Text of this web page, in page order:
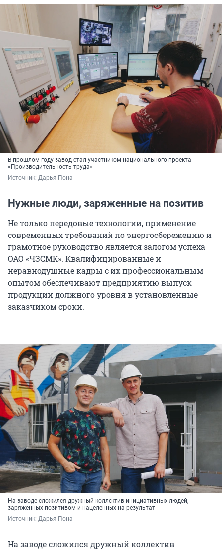
В прошлом году завод стал участником национального проекта
«Производительность труда»
Источник: Дарья Пона
Нужные люди, заряженные на позитив
Не только передовые технологии, применение
современных требований по энергосбережению и
грамотное руководство является залогом успеха
ОАО «ЧЗСМК». Квалифицированные и
неравнодушные кадры с их профессиональным
опытом обеспечивают предприятию выпуск
продукции должного уровня в установленные
заказчиком сроки.
На заводе сложился дружный коллектив инициативных людей,
заряженных позитивом и нацеленных на результат
Источник: Дарья Пона
На заводе сложился дружный коллектив